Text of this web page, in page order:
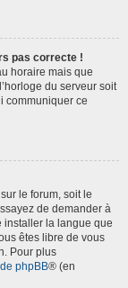
pas correcte !
horaire mais que
du serveur soit
communiquer ce
le forum, soit le
de demander à
installer la langue que
êtes libre de vous
Pour plus
phpBB® (en